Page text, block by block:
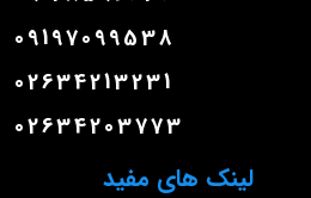
لینک های مفید
09197099538
02634213231
02634203773